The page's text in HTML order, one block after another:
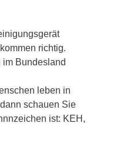
richtig.
Bundesland
leben in
schauen Sie
ist: KEH,